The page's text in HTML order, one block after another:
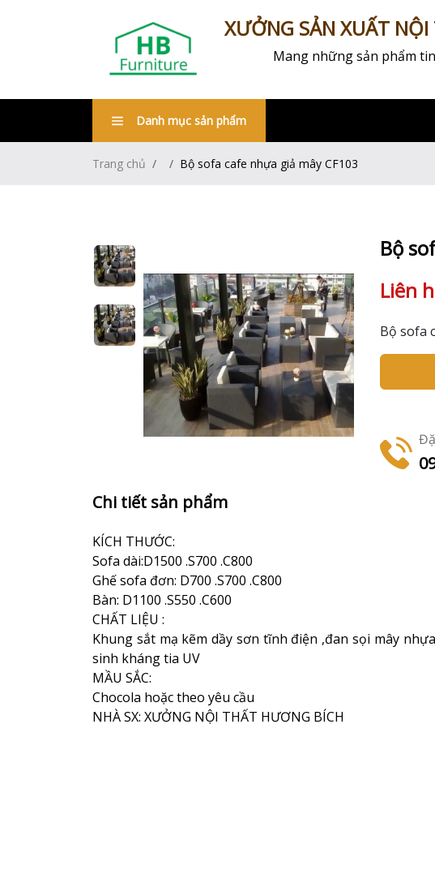
XƯỞNG SẢN XUẤT
Mang những sản phẩm
Danh mục sản phẩm
Trang chủ Bộ sofa cafe nhựa giả mây CF103
Bộ
Liên
Bộ sofa
Chi tiết sản phẩm
KÍCH THƯỚC:
Sofa dài:D1500 .S700 .C800
Ghế sofa đơn: D700 .S700 .C800
Bàn: D1100 .S550 .C600
CHẤT LIỆU :
Khung sắt mạ kẽm dầy sơn tĩnh điện ,đan sọi mây
sinh kháng tia UV
MẦU SẮC:
Chocola hoặc theo yêu cầu
NHÀ SX: XƯỞNG NỘI THẤT HƯƠNG BÍCH